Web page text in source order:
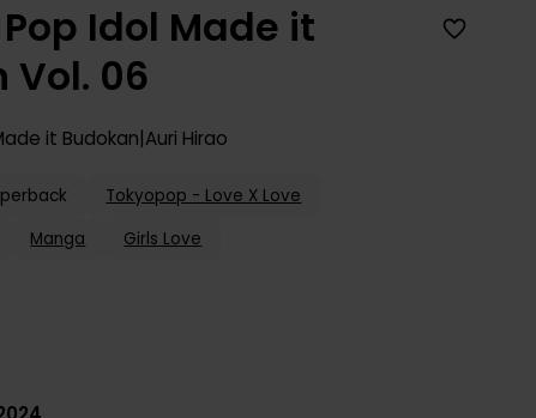
Idol Made it
Vol. 06
it Budokan Auri Hirao
Tokyopop - Love X Love
Manga Girls Love